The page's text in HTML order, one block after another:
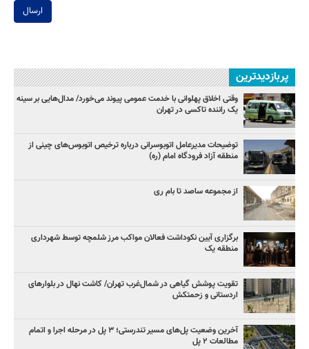
ارسال
پربازدیدترین
وقتی اخلاق پهلوانی با خدمت عمومی پیوند می‌خورد/ مدال‌هایی بر سینه
یک راننده تاکسی در تهران
توضیحات مدیرعامل اتوبوسرانی درباره ترخیص اتوبوس‌های چینی از
منطقه آزاد فرودگاه امام (ره)
از مجموعه ساصد تا بام ری
برگزاری آیین نکوداشت فعالان مواکب مرز شلمچه توسط شهرداری
منطقه یک
تقویت پوشش گیاهی در شمال‌غرب تهران/ کاشت نهال در بلوارهای
اردستانی و زحمتکش
آخرین وضعیت پل‌های مسیر تندرستی؛ ۳ پل در مرحله اجرا و اتمام
مطالعات ۲ پل